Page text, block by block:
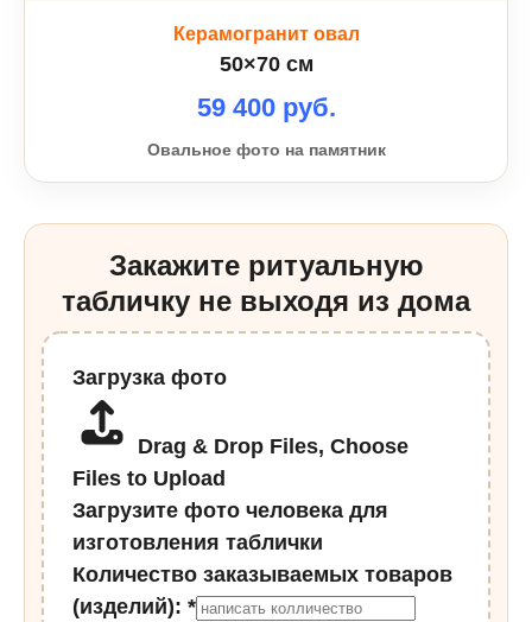
Керамогранит овал
50×70 см
59 400 руб.
Овальное фото на памятник
Закажите ритуальную
табличку не выходя из дома
Загрузка фото
Drag & Drop Files, Choose
Files to Upload
Загрузите фото человека для
изготовления таблички
Количество заказываемых товаров
(изделий): *